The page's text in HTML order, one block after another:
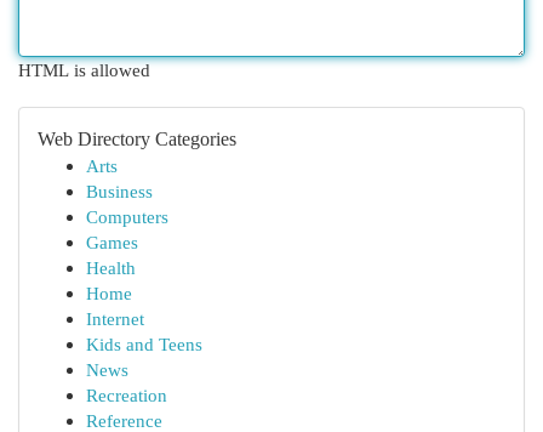
HTML is allowed
Web Directory Categories
Arts
Business
Computers
Games
Health
Home
Internet
Kids and Teens
News
Recreation
Reference